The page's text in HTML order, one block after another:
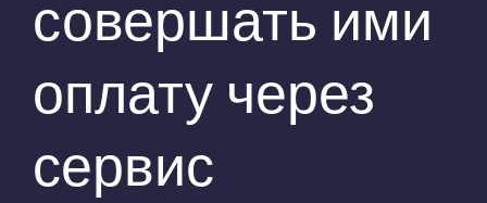
совершать ими
оплату через
сервис